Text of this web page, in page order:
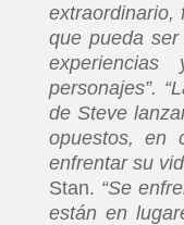
extraordinario,
que pueda
personajes”.
de Steve
opuestos, en
enfrentar su
Stan. “Se
están en